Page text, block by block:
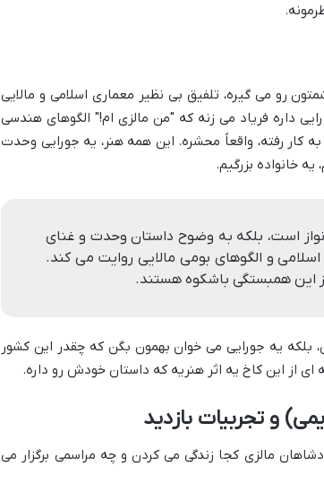
رو می گیره، تلفیق بی نظیر معماری اسلامی و مالایی
داره فریاد می زنه که "من مالزی ام!" الگوهای هندسی
کار رفته، واقعاً محشره. این همه هنر، یه جورایی وحدت
خانواده بزرگیم.
است، بلکه به وضوح داستان وحدت و غنای
و الگوهای بومی مالایی روایت می کند.
این همبستگی باشکوه هستند.
بلکه یه جورایی می خوان بهمون بگن که چقدر این کشور
از این کاخ یه اثر هنریه که داستان خودش رو داره.
و تجربیات بازدید
مالزی کجا زندگی می کردن و چه مراسمی برگزار می